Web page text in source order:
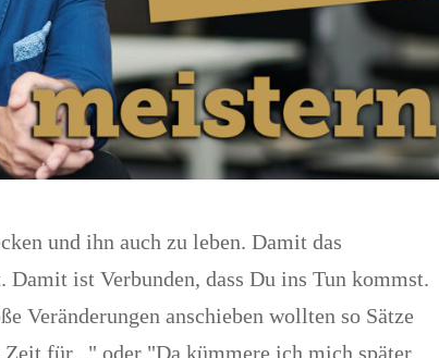
und ihn auch zu leben. Damit das
ist Verbunden, dass Du ins Tun kommst.
Veränderungen anschieben wollten so Sätze
für..." oder "Da kümmere ich mich später